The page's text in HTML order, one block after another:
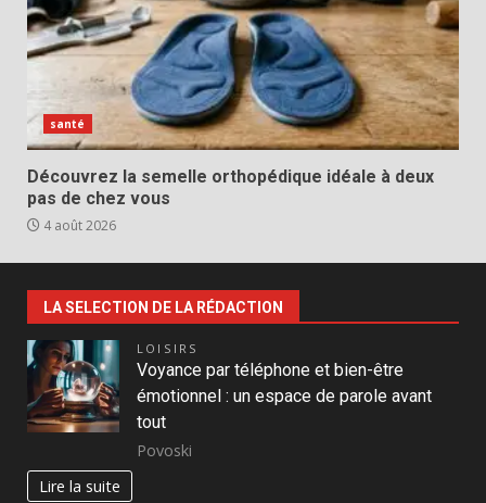
santé
Découvrez la semelle orthopédique idéale à deux
pas de chez vous
4 août 2026
LA SELECTION DE LA RÉDACTION
LOISIRS
Voyance par téléphone et bien-être
émotionnel : un espace de parole avant
tout
Povoski
Lire la suite